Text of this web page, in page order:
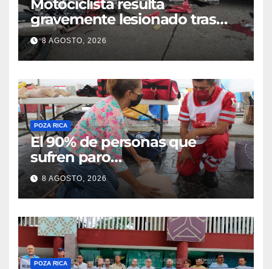
Motociclista resulta
gravemente lesionado tras
choque en la colonia Ricardo
Flores Magón
8 AGOSTO, 2026
POZA RICA
El 90% de personas que
sufren paro
cardiorrespiratorio mueren
8 AGOSTO, 2026
POZA RICA